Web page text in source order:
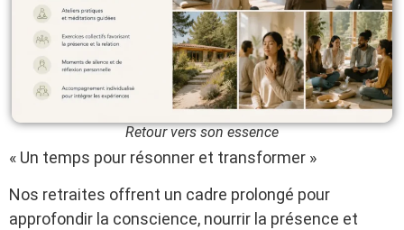
Retour vers son essence
« Un temps pour résonner et transformer »
Nos retraites offrent un cadre prolongé pour
approfondir la conscience, nourrir la présence et